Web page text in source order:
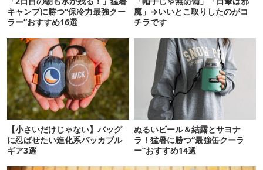
キャンプに勝つ“保冷力最強クー
ラー”おすすめ16選
魔」→いいとこ取りしたのがコ
チラです
【小さいだけじゃない】バッグ
に忍ばせたい進化系パッカブル
ギア3選
ぬるいビール＆結露とサヨナ
ラ！猛暑に勝つ“最強缶クーラ
ー”おすすめ14選